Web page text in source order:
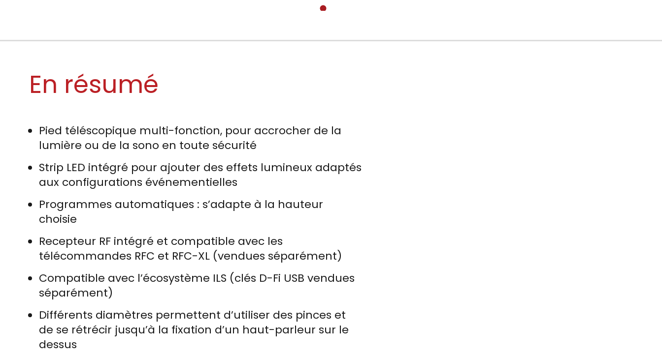
En résumé
Pied téléscopique multi-fonction, pour accrocher de la
lumière ou de la sono en toute sécurité
Strip LED intégré pour ajouter des effets lumineux adaptés
aux configurations événementielles
Programmes automatiques : s’adapte à la hauteur
choisie
Recepteur RF intégré et compatible avec les
télécommandes RFC et RFC-XL (vendues séparément)
Compatible avec l’écosystème ILS (clés D-Fi USB vendues
séparément)
Différents diamètres permettent d’utiliser des pinces et
de se rétrécir jusqu’à la fixation d’un haut-parleur sur le
dessus